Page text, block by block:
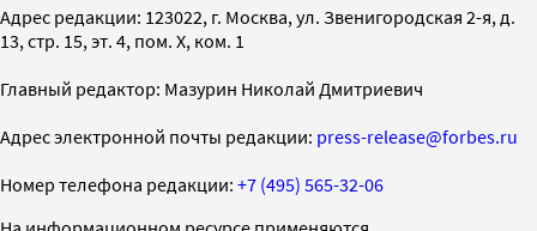
Адрес редакции: 123022, г. Москва, ул. Звенигородская 2-я, д.
13, стр. 15, эт. 4, пом. X, ком. 1
Главный редактор: Мазурин Николай Дмитриевич
Адрес электронной почты редакции: press-release@forbes.ru
Номер телефона редакции: +7 (495) 565-32-06